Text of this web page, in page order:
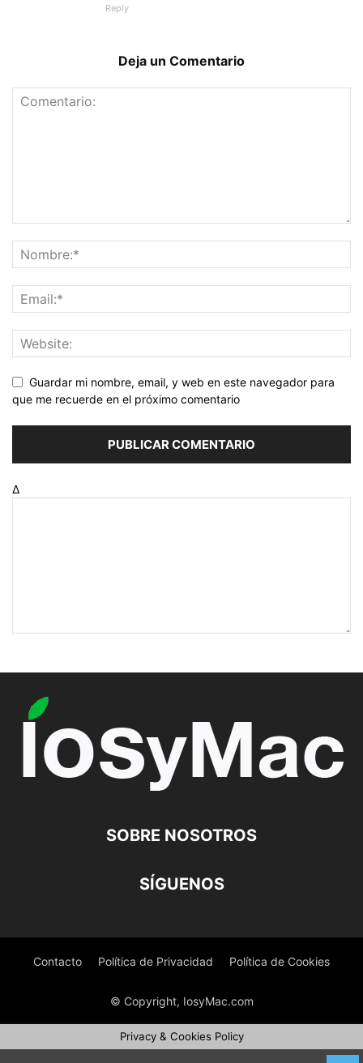
Reply
Deja un Comentario
Guardar mi nombre, email, y web en este navegador para
que me recuerde en el próximo comentario
Δ
SOBRE NOSOTROS
SÍGUENOS
Contacto Política de Privacidad Política de Cookies
© Copyright, IosyMac.com
Privacy & Cookies Policy